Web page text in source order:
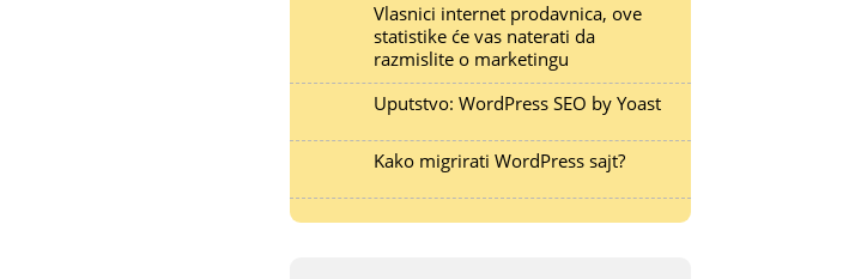
Vlasnici internet prodavnica, ove
statistike će vas naterati da
razmislite o marketingu
Uputstvo: WordPress SEO by Yoast
Kako migrirati WordPress sajt?